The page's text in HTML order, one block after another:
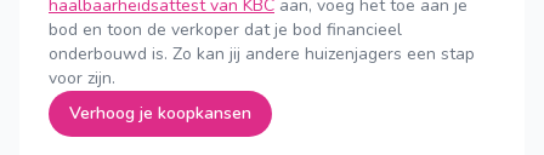
haalbaarheidsattest van KBC aan, voeg het toe aan je
bod en toon de verkoper dat je bod financieel
onderbouwd is. Zo kan jij andere huizenjagers een stap
voor zijn.
Verhoog je koopkansen